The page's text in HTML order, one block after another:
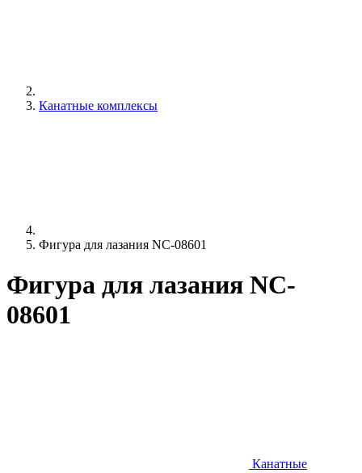
Канатные комплексы
Фигура для лазания NC-08601
Фигура для лазания NC-
08601
Канатные